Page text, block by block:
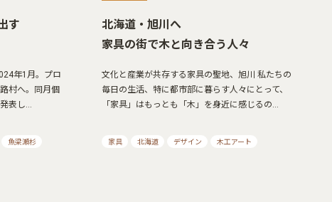
す
年1月。プロ
村へ。同月個
表し…
魚梁瀬杉
北海道・旭川へ
家具の街で木と向き合う人々
文化と産業が共存する家具の聖地、旭川 私たちの
毎日の生活、特に都市部に暮らす人々にとって、
「家具」はもっとも「木」を身近に感じるの…
家具 北海道 デザイン 木工アート